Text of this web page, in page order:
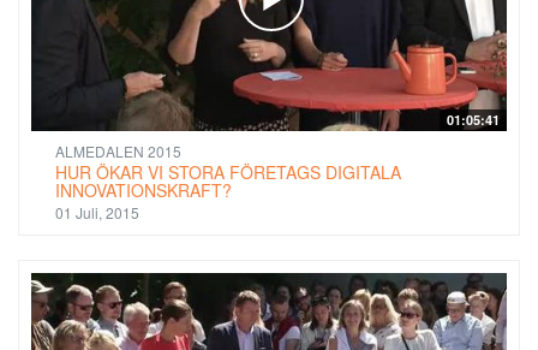
01:05:41
ALMEDALEN 2015
HUR ÖKAR VI STORA FÖRETAGS DIGITALA
INNOVATIONSKRAFT?
01 Juli, 2015